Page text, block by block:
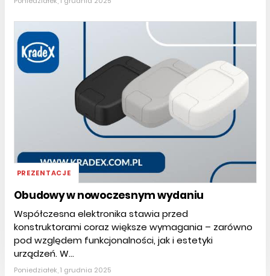
PREZENTACJE
Obudowy w nowoczesnym wydaniu
Współczesna elektronika stawia przed
konstruktorami coraz większe wymagania – zarówno
pod względem funkcjonalności, jak i estetyki
urządzeń. W...
Poniedziałek, 1 grudnia 2025